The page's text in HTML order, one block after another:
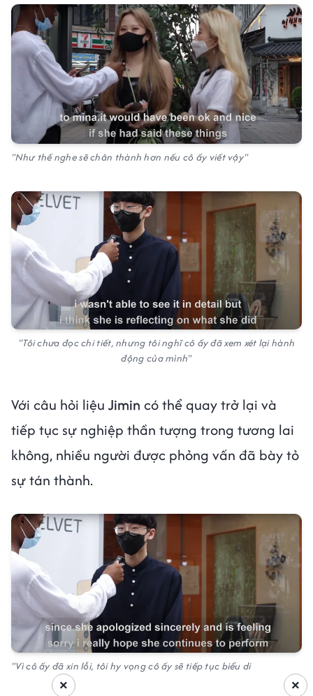
"Như thế nghe sẽ chân thành hơn nếu cô ấy viết vậy"
"Tôi chưa đọc chi tiết, nhưng tôi nghĩ cô ấy đã xem xét lại hành
động của mình"
Với câu hỏi liệu Jimin có thể quay trở lại và
tiếp tục sự nghiệp thần tượng trong tương lai
không, nhiều người được phỏng vấn đã bày tỏ
sự tán thành.
"Vì cô ấy đã xin lỗi, tôi hy vọng cô ấy sẽ tiếp tục biểu di
×
×